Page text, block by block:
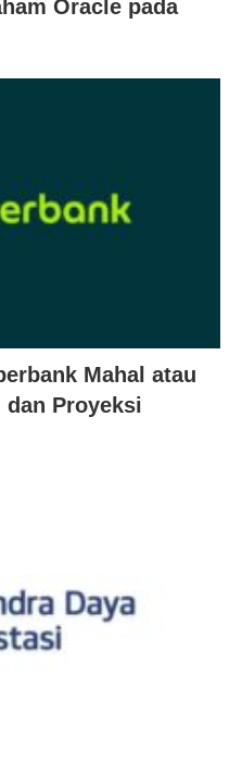
Oracle pada
Mahal atau
dan Proyeksi